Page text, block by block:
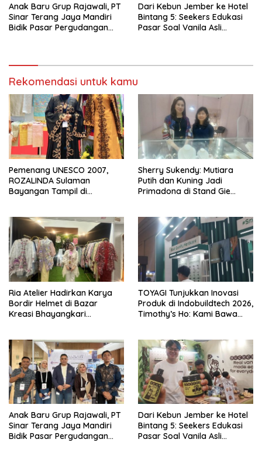
Anak Baru Grup Rajawali, PT
Sinar Terang Jaya Mandiri
Bidik Pasar Pergudangan
Dari Kebun Jember ke Hotel
Bintang 5: Seekers Edukasi
Pasar Soal Vanila Asli
Rekomendasi untuk kamu
Pemenang UNESCO 2007,
ROZALINDA Sulaman
Bayangan Tampil di
Sherry Sukendy: Mutiara
Putih dan Kuning Jadi
Primadona di Stand Gie
Ria Atelier Hadirkan Karya
Bordir Helmet di Bazar
Kreasi Bhayangkari
TOYAGI Tunjukkan Inovasi
Produk di Indobuildtech 2026,
Timothy’s Ho: Kami Bawa
Anak Baru Grup Rajawali, PT
Sinar Terang Jaya Mandiri
Bidik Pasar Pergudangan
Dari Kebun Jember ke Hotel
Bintang 5: Seekers Edukasi
Pasar Soal Vanila Asli